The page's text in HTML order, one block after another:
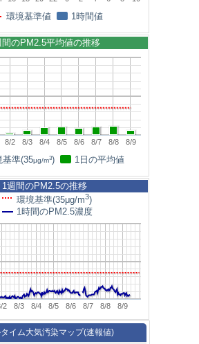
環境基準値 1時間値
8/2 8/3 8/4 8/5 8/6 8/7 8/8 8/9
間のPM2.5平均値の推移
基準(35μg/m3) 1日の平均値
2 8/3 8/4 8/5 8/6 8/7 8/8 8/9
1週間のPM2.5の推移
環境基準(35μg/m3)
1時間のPM2.5濃度
イム大気汚染マップ(速報値)